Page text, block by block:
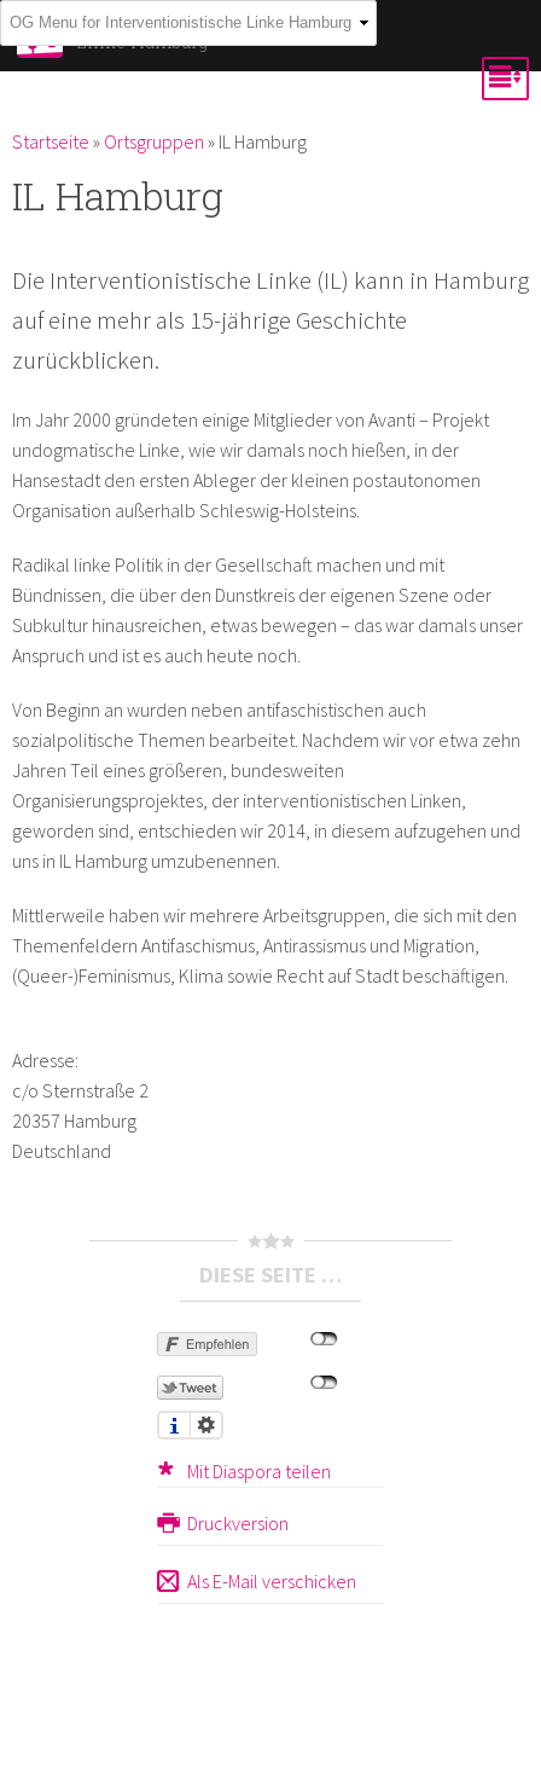
Direkt
zum
Inhalt
Interventionistische
Linke Hamburg
Du bist hier
Startseite » Ortsgruppen » IL Hamburg
IL Hamburg
Die Interventionistische Linke (IL) kann in Hamburg
auf eine mehr als 15-jährige Geschichte
zurückblicken.
Im Jahr 2000 gründeten einige Mitglieder von Avanti – Projekt
undogmatische Linke, wie wir damals noch hießen, in der
Hansestadt den ersten Ableger der kleinen postautonomen
Organisation außerhalb Schleswig-Holsteins.
Radikal linke Politik in der Gesellschaft machen und mit
Bündnissen, die über den Dunstkreis der eigenen Szene oder
Subkultur hinausreichen, etwas bewegen – das war damals unser
Anspruch und ist es auch heute noch.
Von Beginn an wurden neben antifaschistischen auch
sozialpolitische Themen bearbeitet. Nachdem wir vor etwa zehn
Jahren Teil eines größeren, bundesweiten
Organisierungsprojektes, der interventionistischen Linken,
geworden sind, entschieden wir 2014, in diesem aufzugehen und
uns in IL Hamburg umzubenennen.
Mittlerweile haben wir mehrere Arbeitsgruppen, die sich mit den
Themenfeldern Antifaschismus, Antirassismus und Migration,
(Queer-)Feminismus, Klima sowie Recht auf Stadt beschäftigen.
Adresse:
c/o Sternstraße 2
20357 Hamburg
Deutschland
DIESE SEITE …
Mit Diaspora teilen
Druckversion
Als E-Mail verschicken